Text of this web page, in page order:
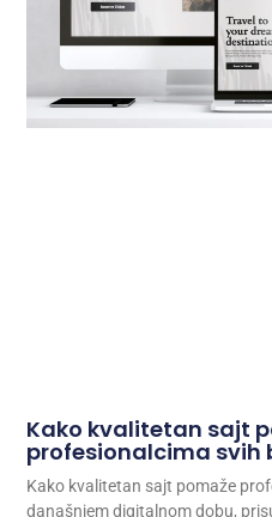
Kako kvalitetan sajt
profesionalcima svih
Kako kvalitetan sajt pomaže
današnjem digitalnom dobu,